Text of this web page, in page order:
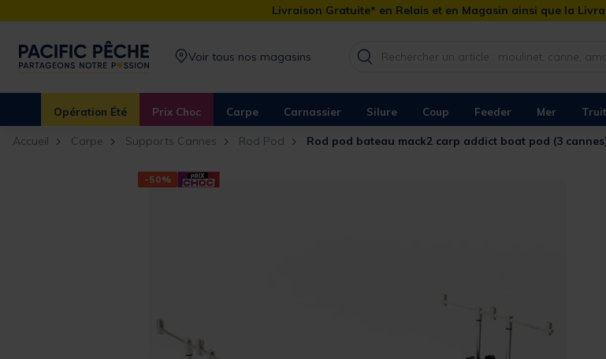
Livraison Gratuite* en Relais et en Magasin ainsi que la
Voir tous nos magasins
Opération Été Prix Choc Carpe Carnassier Silure Coup Feeder Mer
Accueil Carpe Supports Cannes Rod Pod Rod pod bateau mack2 carp addict boat pod (3
-50%